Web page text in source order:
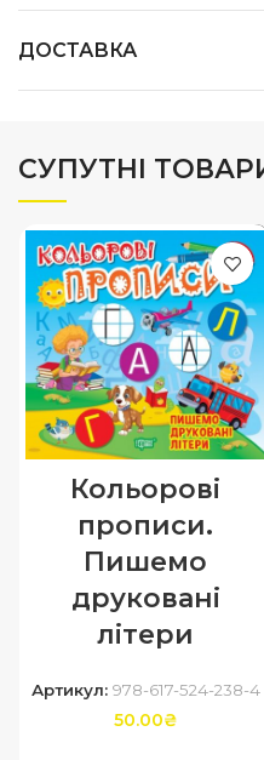
ДОСТАВКА
СУПУТНІ
Кольорові
прописи.
Пишемо
друковані
літери
Артикул: 978-617-524-238-4
50.00₴